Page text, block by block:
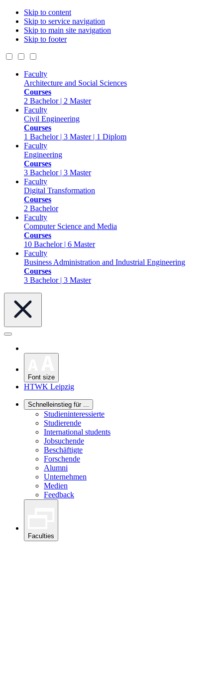
Skip to content
Skip to service navigation
Skip to main site navigation
Skip to footer
Faculty
Architecture and Social Sciences
Courses
2 Bachelor | 2 Master
Faculty
Civil Engineering
Courses
1 Bachelor | 3 Master | 1 Diplom
Faculty
Engineering
Courses
3 Bachelor | 3 Master
Faculty
Digital Transformation
Courses
2 Bachelor
Faculty
Computer Science and Media
Courses
10 Bachelor | 6 Master
Faculty
Business Administration and Industrial Engineering
Courses
3 Bachelor | 3 Master
Font size
HTWK Leipzig
Schnelleinstieg für ...
Studieninteressierte
Studierende
International students
Jobsuchende
Beschäftigte
Forschende
Alumni
Unternehmen
Medien
Feedback
Faculties